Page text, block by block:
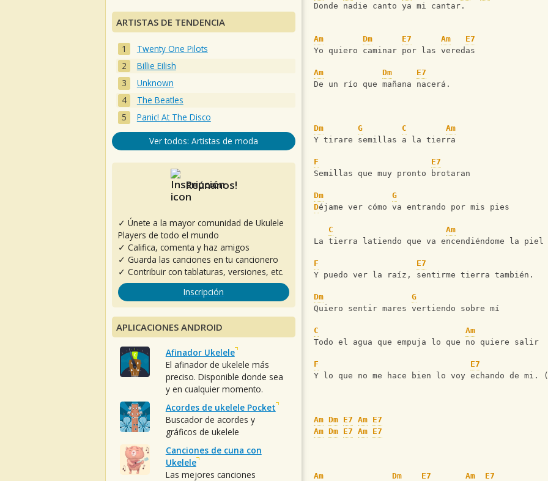
Donde nadie canto ya mi cantar.
Am Dm E7 Am
E7
Yo quiero caminar por las veredas
Am Dm
E7
De un río que mañana nacerá.
Dm G C
Am
Y tirare semillas a la tierra
F
E7
Semillas que muy pronto brotaran
Dm
G
Déjame ver cómo va entrando por mis pies
C
Am
La tierra latiendo que va encendiéndome la piel
F
E7
Y puedo ver la raíz, sentirme tierra también.
Dm
G
Quiero sentir mares vertiendo sobre mí
C
Am
Todo el agua que empuja lo que no quiere salir
F
E7
Y lo que no me hace bien lo voy echando de mi.
Am Dm E7 Am E7
Am Dm E7 Am E7
Am Dm E7 Am
E7
ARTISTAS DE TENDENCIA
Twenty One Pilots
Billie Eilish
Unknown
The Beatles
Panic! At The Disco
Ver todos: Artistas de moda
Reúnanos!
✓ Únete a la mayor comunidad de Ukulele
Players de todo el mundo
✓ Califica, comenta y haz amigos
✓ Guarda las canciones en tu cancionero
✓ Contribuir con tablaturas, versiones, etc.
Inscripción
APLICACIONES ANDROID
Afinador Ukelele
El afinador de ukelele más
preciso. Disponible donde sea
y en cualquier momento.
Acordes de ukelele Pocket
Buscador de acordes y
gráficos de ukelele
Canciones de cuna con
Ukelele
Las mejores canciones